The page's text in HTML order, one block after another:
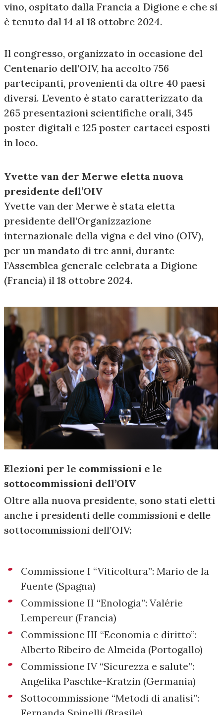
vino, ospitato dalla Francia a Digione e che si
è tenuto dal 14 al 18 ottobre 2024.
Il congresso, organizzato in occasione del
Centenario dell’OIV, ha accolto 756
partecipanti, provenienti da oltre 40 paesi
diversi. L’evento è stato caratterizzato da
265 presentazioni scientifiche orali, 345
poster digitali e 125 poster cartacei esposti
in loco.
Yvette van der Merwe eletta nuova
presidente dell’OIV
Yvette van der Merwe è stata eletta
presidente dell’Organizzazione
internazionale della vigna e del vino (OIV),
per un mandato di tre anni, durante
l’Assemblea generale celebrata a Digione
(Francia) il 18 ottobre 2024.
Elezioni per le commissioni e le
sottocommissioni dell’OIV
Oltre alla nuova presidente, sono stati eletti
anche i presidenti delle commissioni e delle
sottocommissioni dell’OIV:
Commissione I “Viticoltura”: Mario de la
Fuente (Spagna)
Commissione II “Enologia”: Valérie
Lempereur (Francia)
Commissione III “Economia e diritto”:
Alberto Ribeiro de Almeida (Portogallo)
Commissione IV “Sicurezza e salute”:
Angelika Paschke-Kratzin (Germania)
Sottocommissione “Metodi di analisi”: